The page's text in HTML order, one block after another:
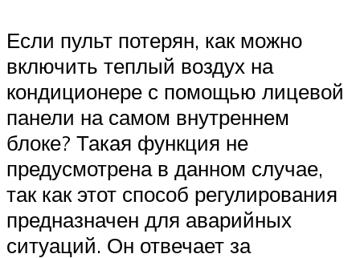
Если пульт потерян, как можно
включить теплый воздух на
кондиционере с помощью лицевой
панели на самом внутреннем
блоке? Такая функция не
предусмотрена в данном случае,
так как этот способ регулирования
предназначен для аварийных
ситуаций. Он отвечает за